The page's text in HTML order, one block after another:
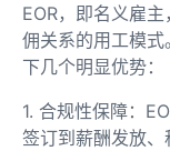
EOR，即名义雇
佣关系的用工模式
下几个明显优势：
1. 合规性保障：
签订到薪酬发放